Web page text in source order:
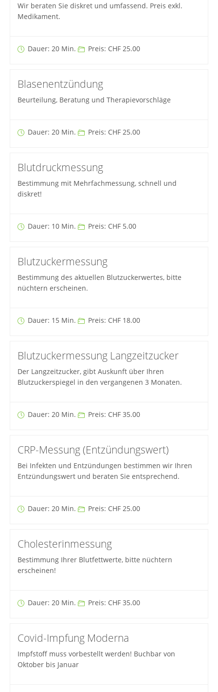
Wir beraten Sie diskret und umfassend. Preis exkl.
Medikament.
Dauer: 20 Min. Preis: CHF 25.00
Blasenentzündung
Beurteilung, Beratung und Therapievorschläge
Dauer: 20 Min. Preis: CHF 25.00
Blutdruckmessung
Bestimmung mit Mehrfachmessung, schnell und
diskret!
Dauer: 10 Min. Preis: CHF 5.00
Blutzuckermessung
Bestimmung des aktuellen Blutzuckerwertes, bitte
nüchtern erscheinen.
Dauer: 15 Min. Preis: CHF 18.00
Blutzuckermessung Langzeitzucker
Der Langzeitzucker, gibt Auskunft über Ihren
Blutzuckerspiegel in den vergangenen 3 Monaten.
Dauer: 20 Min. Preis: CHF 35.00
CRP-Messung (Entzündungswert)
Bei Infekten und Entzündungen bestimmen wir Ihren
Entzündungswert und beraten Sie entsprechend.
Dauer: 20 Min. Preis: CHF 25.00
Cholesterinmessung
Bestimmung Ihrer Blutfettwerte, bitte nüchtern
erscheinen!
Dauer: 20 Min. Preis: CHF 35.00
Covid-Impfung Moderna
Impfstoff muss vorbestellt werden! Buchbar von
Oktober bis Januar